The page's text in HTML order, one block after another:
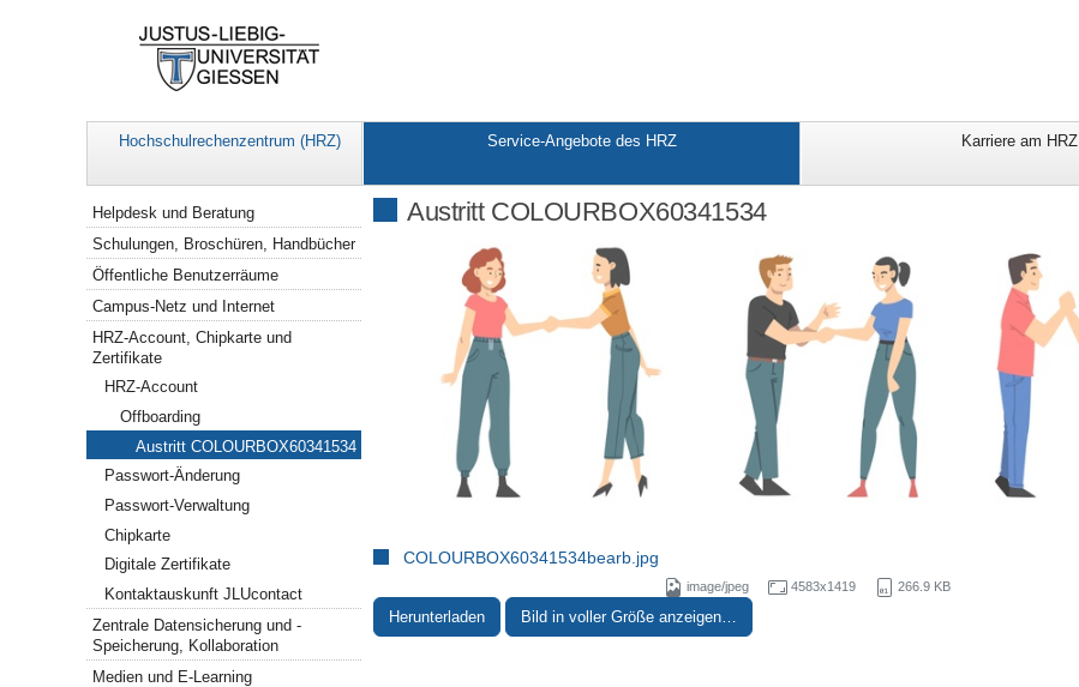
Hochschulrechenzentrum (HRZ) Service-Angebote des HRZ Karriere am HRZ
Austritt COLOURBOX60341534
COLOURBOX60341534bearb.jpg
image/jpeg 4583x1419 266.9 KB
Herunterladen Bild in voller Größe anzeigen…
Navigation
Helpdesk und Beratung
Schulungen, Broschüren, Handbücher
Öffentliche Benutzerräume
Campus-Netz und Internet
HRZ-Account, Chipkarte und
Zertifikate
HRZ-Account
Offboarding
Austritt COLOURBOX60341534
Passwort-Änderung
Passwort-Verwaltung
Chipkarte
Digitale Zertifikate
Kontaktauskunft JLUcontact
Zentrale Datensicherung und -
Speicherung, Kollaboration
Medien und E-Learning